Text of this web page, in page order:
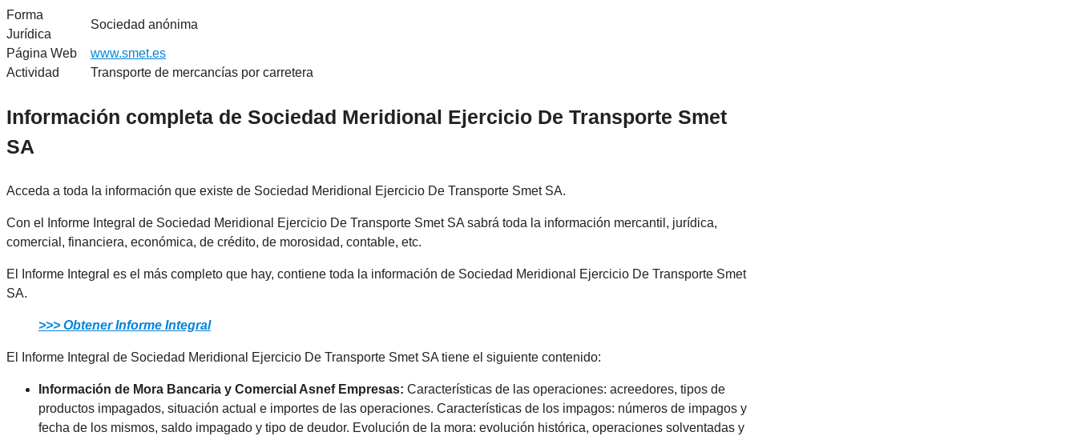
Forma
Jurídica
Sociedad anónima
Página Web
www.smet.es
Actividad
Transporte de mercancías por carretera
Información completa de Sociedad Meridional Ejercicio De Transporte Smet
SA
Acceda a toda la información que existe de Sociedad Meridional Ejercicio De Transporte Smet SA.
Con el Informe Integral de Sociedad Meridional Ejercicio De Transporte Smet SA sabrá toda la información mercantil, jurídica,
comercial, financiera, económica, de crédito, de morosidad, contable, etc.
El Informe Integral es el más completo que hay, contiene toda la información de Sociedad Meridional Ejercicio De Transporte Smet
SA.
>>> Obtener Informe Integral
El Informe Integral de Sociedad Meridional Ejercicio De Transporte Smet SA tiene el siguiente contenido:
Información de Mora Bancaria y Comercial Asnef Empresas: Características de las operaciones: acreedores, tipos de
productos impagados, situación actual e importes de las operaciones. Características de los impagos: números de impagos y
fecha de los mismos, saldo impagado y tipo de deudor. Evolución de la mora: evolución histórica, operaciones solventadas y